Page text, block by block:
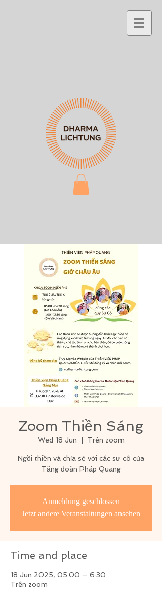
Zoom Thiền Sáng
Wed 18 Jun Trên zoom
Ngồi thiền và chỉa sẻ với các sư cô của
Tăng đoàn Pháp Quang
Anmeldung geschlossen
Jetzt andere Veranstaltungen ansehen
Time and place
18 Jun 2025, 05:00 – 6:30
Trên zoom